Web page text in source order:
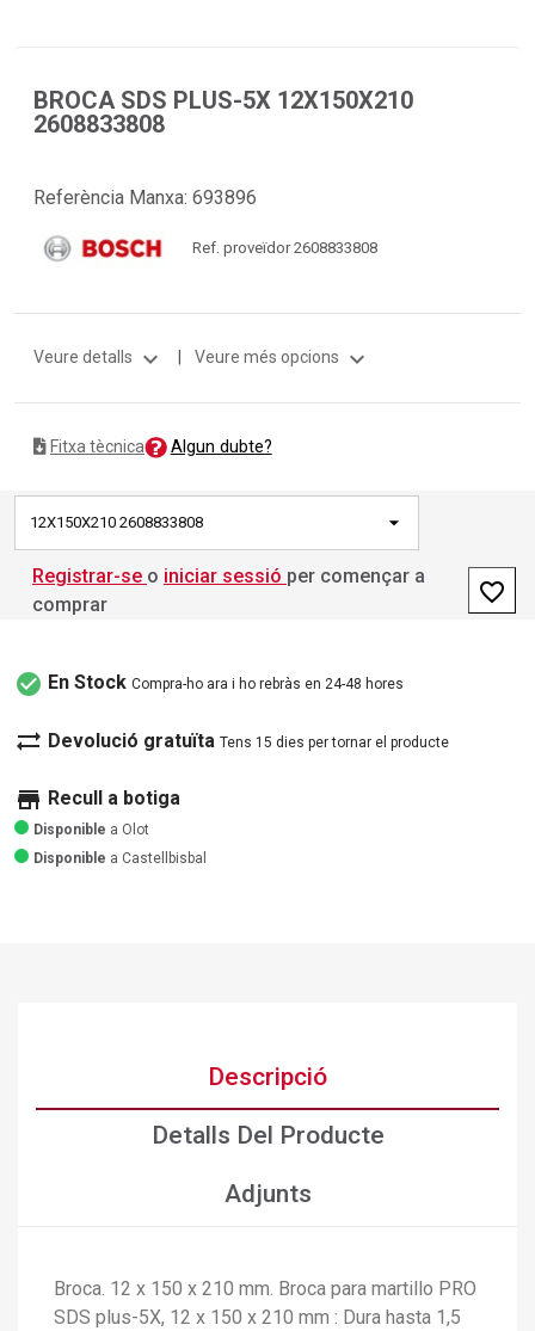
BROCA SDS PLUS-5X 12X150X210
2608833808
Referència Manxa: 693896
Ref. proveïdor 2608833808
Veure detalls expand_more Veure més opcions expand_more
Fitxa tècnica Algun dubte?
12X150X210 2608833808
Registrar-se o iniciar sessió per començar a
comprar
favorite_border
check_circle En Stock Compra-ho ara i ho rebràs en 24-48 hores
sync_alt Devolució gratuïta Tens 15 dies per tornar el producte
store Recull a botiga
Disponible a Olot
Disponible a Castellbisbal
Descripció
Detalls Del Producte
Adjunts
Broca. 12 x 150 x 210 mm. Broca para martillo PRO
SDS plus-5X, 12 x 150 x 210 mm : Dura hasta 1,5